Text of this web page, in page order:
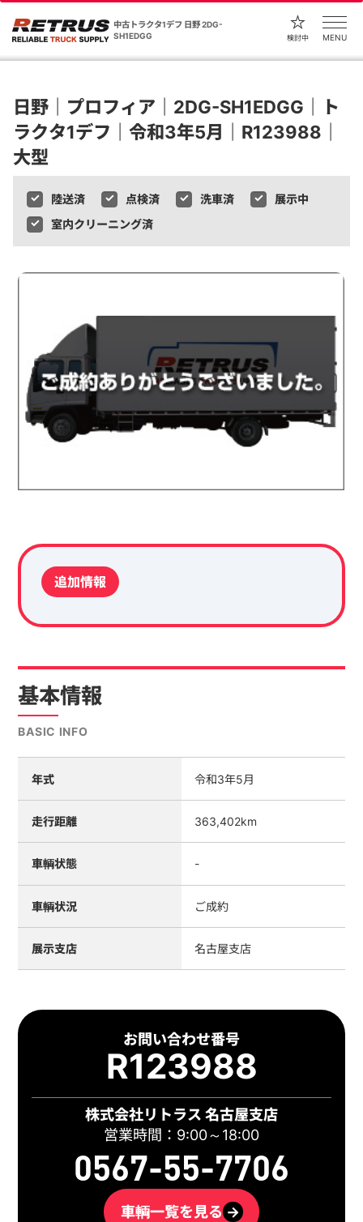
中古トラクタ1デフ 日野 2DG-
SH1EDGG
検討中 MENU
日野｜プロフィア｜2DG-SH1EDGG｜ト
ラクタ1デフ｜令和3年5月｜R123988｜
大型
陸送済 点検済 洗車済
展示中
室内クリーニング済
追加情報
基本情報
BASIC INFO
年式 令和3年5月
走行距離 363,402km
車輌状態 -
車輌状況 ご成約
展示支店 名古屋支店
お問い合わせ番号
R123988
株式会社リトラス 名古屋支店
営業時間：9:00～18:00
0567-55-7706
車輌一覧を見る →